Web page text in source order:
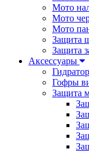
Мото
Мото
Мото
Защита
Защита
Аксессуары
Гофры
Защита